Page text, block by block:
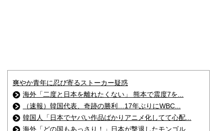
爽やか青年に忍び寄るストーカー疑惑
海外「二度と日本を離れたくない」 熊本で震度7を...
（速報）韓国代表、奇跡の勝利…17年ぶりにWBC...
韓国人「日本でヤバい作品ばかりアニメ化してて心配...
海外「どの国もあっさり！」日本が撃退したモンゴル...